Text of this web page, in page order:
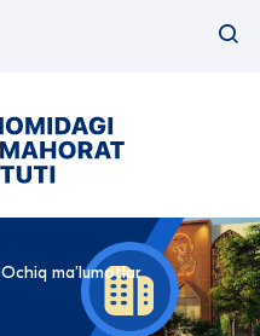
Ochiq maʼlumotlar